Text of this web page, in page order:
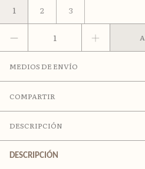
1 2 3
MEDIOS DE ENVÍO
COMPARTIR
DESCRIPCIÓN
DESCRIPCIÓN